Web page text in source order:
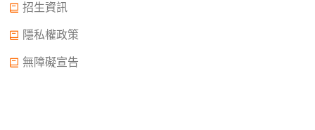
招生資訊
隱私權政策
無障礙宣告